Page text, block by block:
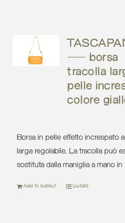
– borsa
tracolla
pelle
colore
Borsa in pelle effetto increspato
larga regolabile. La tracolla può
sostituta dalla maniglia a mano in
Add to basket Details